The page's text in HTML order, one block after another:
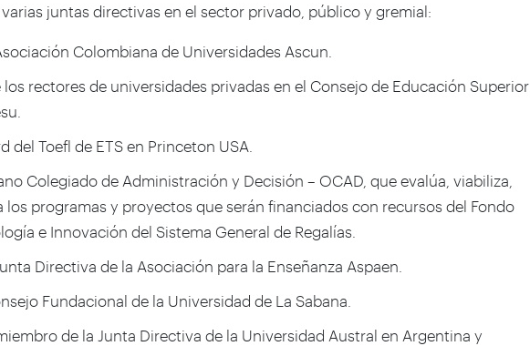
juntas directivas en el sector privado, público y gremial:
Colombiana de Universidades Ascun.
los rectores de universidades privadas en el Consejo de Educación Superior
del Toefl de ETS en Princeton USA.
Colegiado de Administración y Decisión – OCAD, que evalúa, viabiliza,
los programas y proyectos que serán financiados con recursos del Fondo
e Innovación del Sistema General de Regalías.
Directiva de la Asociación para la Enseñanza Aspaen.
Fundacional de la Universidad de La Sabana.
de la Junta Directiva de la Universidad Austral en Argentina y